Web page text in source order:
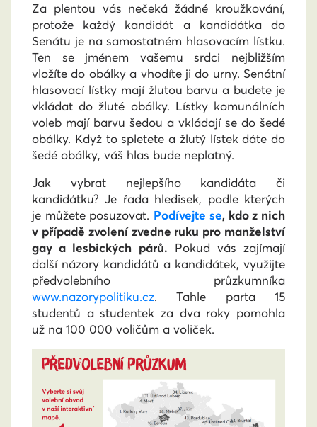
Za plentou vás nečeká žádné kroužkování,
protože každý kandidát a kandidátka do
Senátu je na samostatném hlasovacím lístku.
Ten se jménem vašemu srdci nejbližším
vložíte do obálky a vhodíte ji do urny. Senátní
hlasovací lístky mají žlutou barvu a budete je
vkládat do žluté obálky. Lístky komunálních
voleb mají barvu šedou a vkládají se do šedé
obálky. Když to spletete a žlutý lístek dáte do
šedé obálky, váš hlas bude neplatný.
Jak vybrat nejlepšího kandidáta či
kandidátku? Je řada hledisek, podle kterých
je můžete posuzovat. Podívejte se, kdo z nich
v případě zvolení zvedne ruku pro manželství
gay a lesbických párů. Pokud vás zajímají
další názory kandidátů a kandidátek, využijte
předvolebního průzkumníka
www.nazorypolitiku.cz. Tahle parta 15
studentů a studentek za dva roky pomohla
už na 100 000 voličům a voliček.